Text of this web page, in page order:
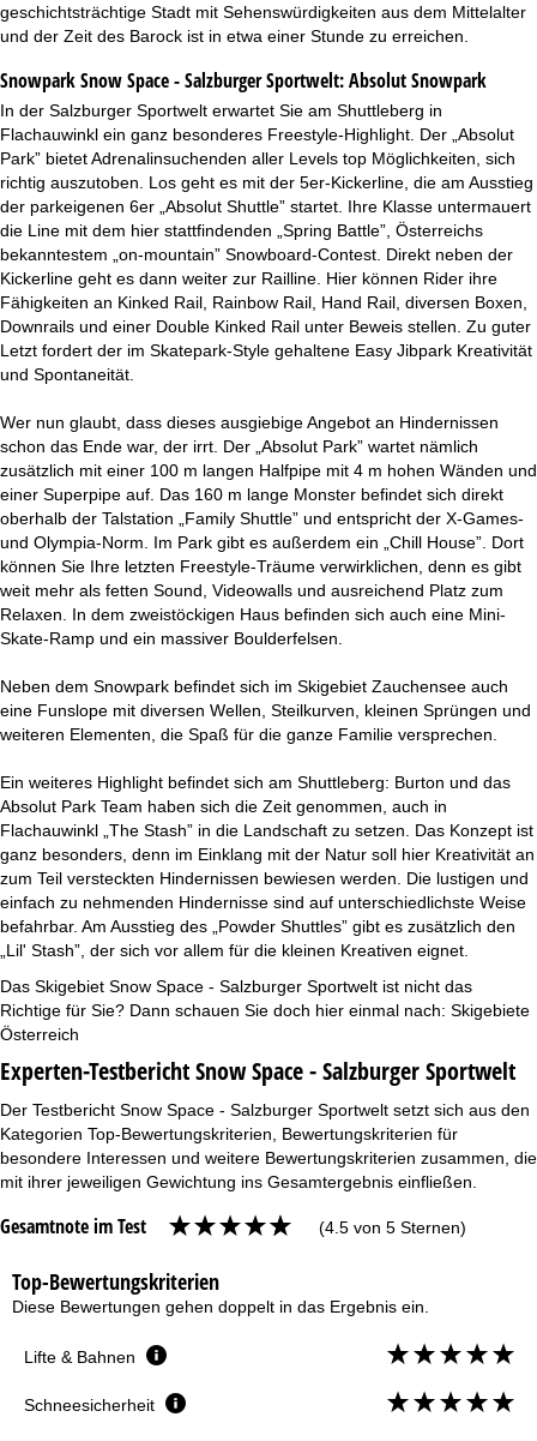
geschichtsträchtige Stadt mit Sehenswürdigkeiten aus dem Mittelalter
und der Zeit des Barock ist in etwa einer Stunde zu erreichen.
Snowpark Snow Space - Salzburger Sportwelt:Absolut Snowpark
In der Salzburger Sportwelt erwartet Sie am Shuttleberg in
Flachauwinkl ein ganz besonderes Freestyle-Highlight. Der „Absolut
Park” bietet Adrenalinsuchenden aller Levels top Möglichkeiten, sich
richtig auszutoben. Los geht es mit der 5er-Kickerline, die am Ausstieg
der parkeigenen 6er „Absolut Shuttle” startet. Ihre Klasse untermauert
die Line mit dem hier stattfindenden „Spring Battle”, Österreichs
bekanntestem „on-mountain” Snowboard-Contest. Direkt neben der
Kickerline geht es dann weiter zur Railline. Hier können Rider ihre
Fähigkeiten an Kinked Rail, Rainbow Rail, Hand Rail, diversen Boxen,
Downrails und einer Double Kinked Rail unter Beweis stellen. Zu guter
Letzt fordert der im Skatepark-Style gehaltene Easy Jibpark Kreativität
und Spontaneität.
Wer nun glaubt, dass dieses ausgiebige Angebot an Hindernissen
schon das Ende war, der irrt. Der „Absolut Park” wartet nämlich
zusätzlich mit einer 100 m langen Halfpipe mit 4 m hohen Wänden und
einer Superpipe auf. Das 160 m lange Monster befindet sich direkt
oberhalb der Talstation „Family Shuttle” und entspricht der X-Games-
und Olympia-Norm. Im Park gibt es außerdem ein „Chill House”. Dort
können Sie Ihre letzten Freestyle-Träume verwirklichen, denn es gibt
weit mehr als fetten Sound, Videowalls und ausreichend Platz zum
Relaxen. In dem zweistöckigen Haus befinden sich auch eine Mini-
Skate-Ramp und ein massiver Boulderfelsen.
Neben dem Snowpark befindet sich im Skigebiet Zauchensee auch
eine Funslope mit diversen Wellen, Steilkurven, kleinen Sprüngen und
weiteren Elementen, die Spaß für die ganze Familie versprechen.
Ein weiteres Highlight befindet sich am Shuttleberg: Burton und das
Absolut Park Team haben sich die Zeit genommen, auch in
Flachauwinkl „The Stash” in die Landschaft zu setzen. Das Konzept ist
ganz besonders, denn im Einklang mit der Natur soll hier Kreativität an
zum Teil versteckten Hindernissen bewiesen werden. Die lustigen und
einfach zu nehmenden Hindernisse sind auf unterschiedlichste Weise
befahrbar. Am Ausstieg des „Powder Shuttles” gibt es zusätzlich den
„Lil' Stash”, der sich vor allem für die kleinen Kreativen eignet.
Das Skigebiet Snow Space - Salzburger Sportwelt ist nicht das
Richtige für Sie? Dann schauen Sie doch hier einmal nach: Skigebiete
Österreich
Experten-Testbericht Snow Space - Salzburger Sportwelt
Der Testbericht Snow Space - Salzburger Sportwelt setzt sich aus den
Kategorien Top-Bewertungskriterien, Bewertungskriterien für
besondere Interessen und weitere Bewertungskriterien zusammen, die
mit ihrer jeweiligen Gewichtung ins Gesamtergebnis einfließen.
Gesamtnote im Test (4.5 von 5 Sternen)
Top-Bewertungskriterien
Diese Bewertungen gehen doppelt in das Ergebnis ein.
Lifte & Bahnen
Schneesicherheit